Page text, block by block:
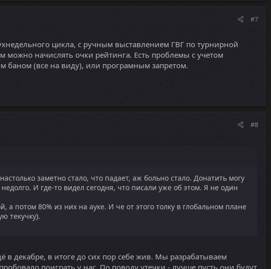
#7
цикла, с ручным выставлением ГВГ по турнирной
можно начислять очки рейтинга. Есть проблемы с учетом
(все на виду), или програмным запретом.
#8
заметно стало, что падает, аж больно стало. Донатить могу
И где-то видел сегодня, что писали уже об этом. Я не один
потом 80% из них на ауке. И че от этого толку в глобальном плане
текучку).
в декабре, в итоге до сих пор себе жив. Мы разрабатываем
поиграть у нас. По поводу утечки - лучше пусть они будут